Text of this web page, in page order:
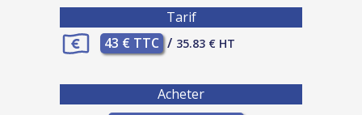
Tarif
43 € TTC / 35.83 € HT
Acheter